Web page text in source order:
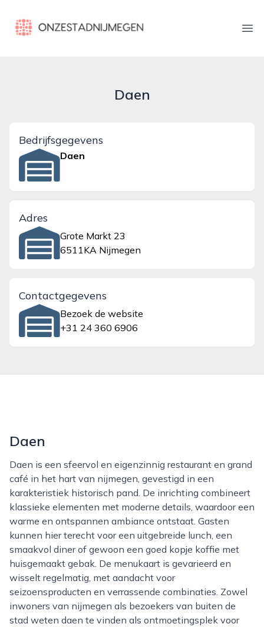
onzestadnijmegen.nl
Daen
Bedrijfsgegevens
Daen
Adres
Grote Markt 23
6511KA Nijmegen
Contactgegevens
Bezoek de website
+31 24 360 6906
Daen
Daen is een sfeervol en eigenzinnig restaurant en grand
café in het hart van nijmegen, gevestigd in een
karakteristiek historisch pand. De inrichting combineert
klassieke elementen met moderne details, waardoor een
warme en ontspannen ambiance ontstaat. Gasten
kunnen hier terecht voor een uitgebreide lunch, een
smaakvol diner of gewoon een goed kopje koffie met
huisgemaakt gebak. De menukaart is gevarieerd en
wisselt regelmatig, met aandacht voor
seizoensproducten en verrassende combinaties. Zowel
inwoners van nijmegen als bezoekers van buiten de
stad weten daen te vinden als ontmoetingsplek voor